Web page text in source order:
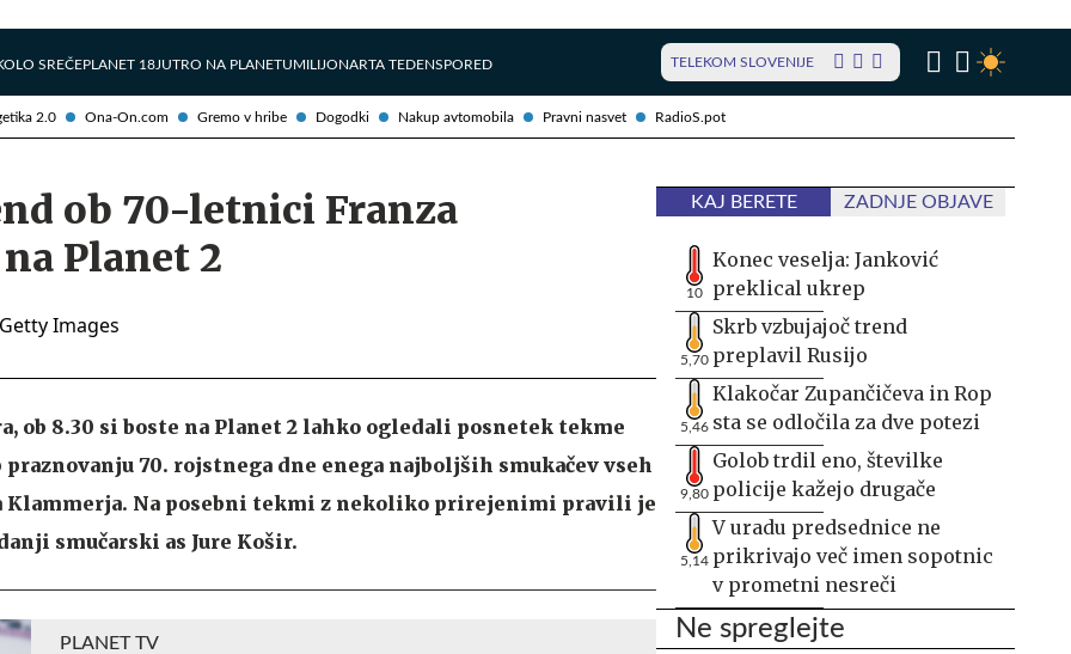
2.0 Ona-On.com Gremo v hribe Dogodki Nakup avtomobila Pravni nasvet RadioS.pot
SREČEPLANET 18JUTRO NA PLANETUMILIJONARTA TEDENSPORED TELEKOM SLOVENIJE
ob 70-letnici Franza
Planet 2
ob 8.30 si boste na Planet 2 lahko ogledali posnetek tekme
70. rojstnega dne enega najboljših smukačev vseh
Klammerja. Na posebni tekmi z nekoliko prirejenimi pravili je
smučarski as Jure Košir.
PLANET TV
KAJ BERETE ZADNJE OBJAVE
10
Konec veselja: Janković
preklical ukrep
5,70
Skrb vzbujajoč trend
preplavil Rusijo
5,46
Klakočar Zupančičeva in Rop
sta se odločila za dve potezi
9,80
Golob trdil eno, številke
policije kažejo drugače
5,14
V uradu predsednice ne
prikrivajo več imen sopotnic
v prometni nesreči
Ne spreglejte